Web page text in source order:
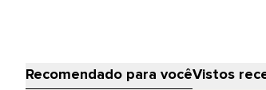
Recomendado para vocêVistos